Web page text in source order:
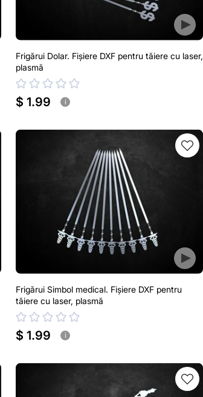
Frigărui Dolar. Fișiere DXF pentru tăiere cu laser,
plasmă
$ 1.99 i
Frigărui Simbol medical. Fișiere DXF pentru
tăiere cu laser, plasmă
$ 1.99 i